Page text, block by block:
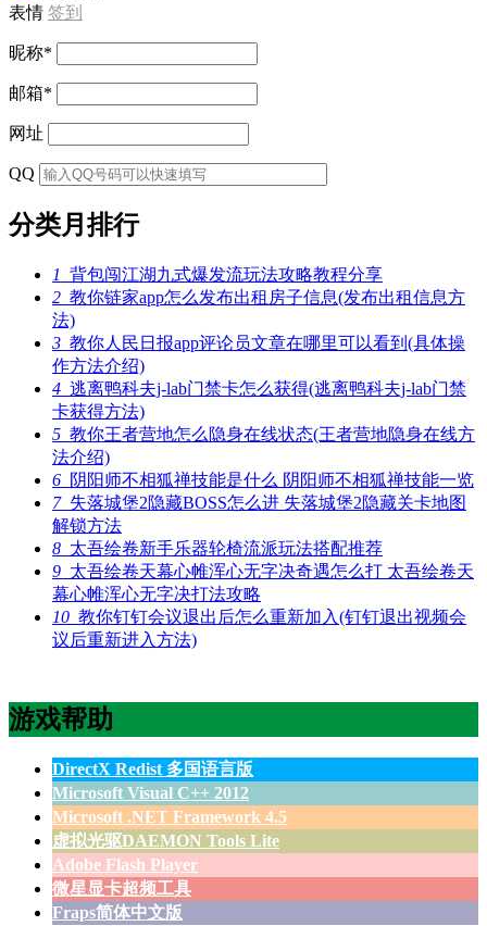
表情 签到
昵称*
邮箱*
网址
QQ
分类月排行
1 背包闯江湖九式爆发流玩法攻略教程分享
2 教你链家app怎么发布出租房子信息(发布出租信息方
法)
3 教你人民日报app评论员文章在哪里可以看到(具体操
作方法介绍)
4 逃离鸭科夫j-lab门禁卡怎么获得(逃离鸭科夫j-lab门禁
卡获得方法)
5 教你王者营地怎么隐身在线状态(王者营地隐身在线方
法介绍)
6 阴阳师不相狐禅技能是什么 阴阳师不相狐禅技能一览
7失落城堡2隐藏BOSS怎么进 失落城堡2隐藏关卡地图
解锁方法
8 太吾绘卷新手乐器轮椅流派玩法搭配推荐
9 太吾绘卷天幕心帷浑心无字决奇遇怎么打 太吾绘卷天
幕心帷浑心无字决打法攻略
10 教你钉钉会议退出后怎么重新加入(钉钉退出视频会
议后重新进入方法)
游戏帮助
DirectX Redist 多国语言版
Microsoft Visual C++ 2012
Microsoft .NET Framework 4.5
虚拟光驱DAEMON Tools Lite
Adobe Flash Player
微星显卡超频工具
Fraps简体中文版